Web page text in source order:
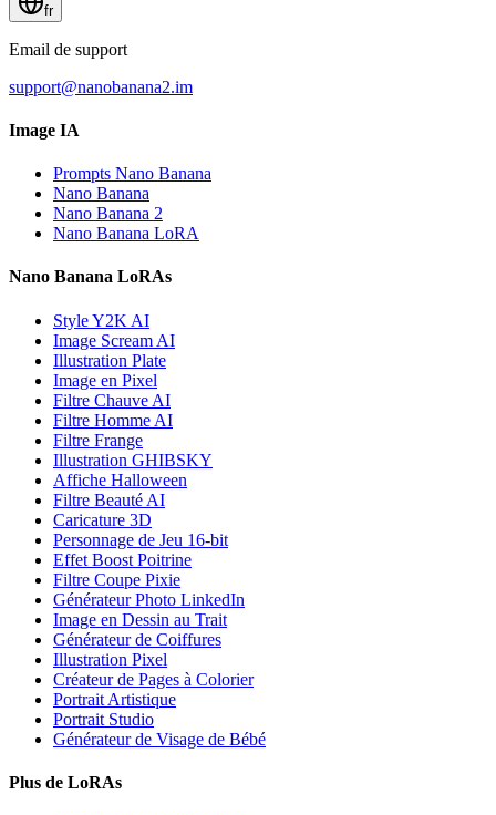
fr
Email de support
support@nanobanana2.im
Image IA
Prompts Nano Banana
Nano Banana
Nano Banana 2
Nano Banana LoRA
Nano Banana LoRAs
Style Y2K AI
Image Scream AI
Illustration Plate
Image en Pixel
Filtre Chauve AI
Filtre Homme AI
Filtre Frange
Illustration GHIBSKY
Affiche Halloween
Filtre Beauté AI
Caricature 3D
Personnage de Jeu 16-bit
Effet Boost Poitrine
Filtre Coupe Pixie
Générateur Photo LinkedIn
Image en Dessin au Trait
Générateur de Coiffures
Illustration Pixel
Créateur de Pages à Colorier
Portrait Artistique
Portrait Studio
Générateur de Visage de Bébé
Plus de LoRAs